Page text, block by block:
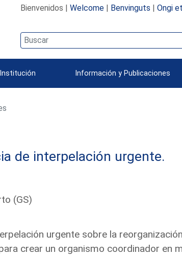
Bienvenidos | Welcome| Benvinguts | Ongi
Información y Publicaciones
de interpelación urgente.
(GS)
urgente sobre la
crear un organismo coordinador en